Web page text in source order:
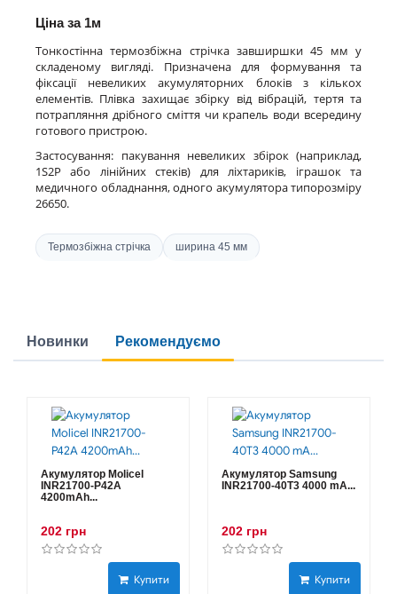
Ціна за 1м
Тонкостінна термозбіжна стрічка завширшки 45 мм у
складеному вигляді. Призначена для формування та
фіксації невеликих акумуляторних блоків з кількох
елементів. Плівка захищає збірку від вібрацій, тертя та
потрапляння дрібного сміття чи крапель води всередину
готового пристрою.
Застосування: пакування невеликих збірок (наприклад,
1S2P або лінійних стеків) для ліхтариків, іграшок та
медичного обладнання, одного акумулятора типорозміру
26650.
Термозбіжна стрічка ширина 45 мм
Новинки Рекомендуємо
Акумулятор Molicel
INR21700-P42A
4200mAh...
202 грн
Купити
Акумулятор Samsung
INR21700-40T3 4000 mA...
202 грн
Купити